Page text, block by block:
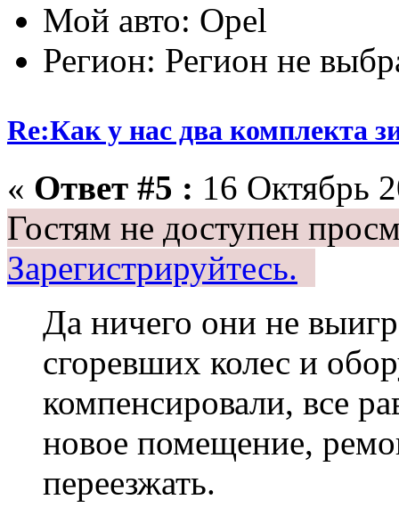
Мой авто: Opel
Регион: Регион не
Re:Как у нас два комплекта
« Ответ #5 : 16 Октябрь
Гостям не доступен
Зарегистрируйтесь.
Да ничего они не
сгоревших колес и
компенсировали, все
новое помещение,
переезжать.